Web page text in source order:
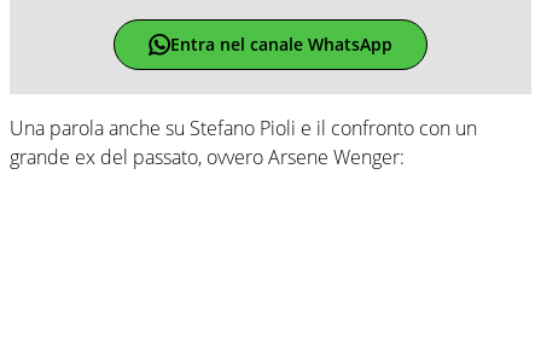
Entra nel canale WhatsApp
Una parola anche su Stefano Pioli e il confronto con un
grande ex del passato, ovvero Arsene Wenger: